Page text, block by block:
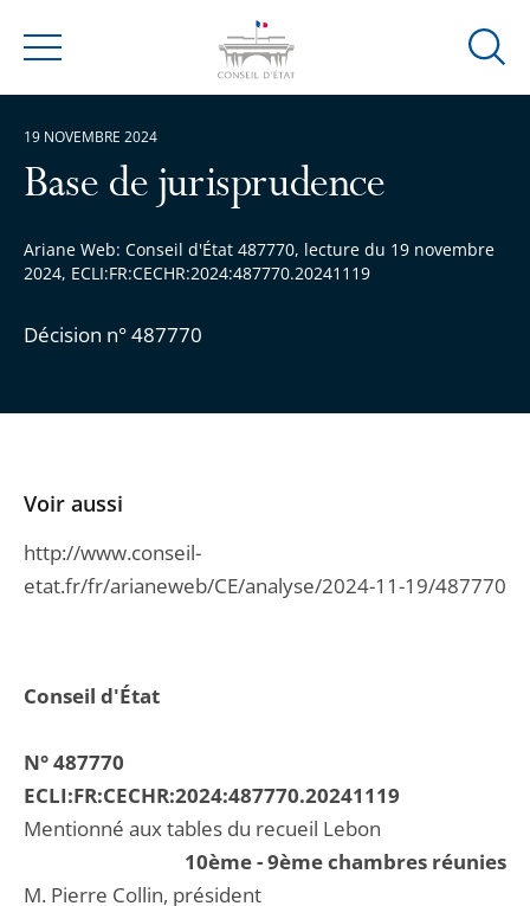
Menu
Ouvrir
Base de jurisprudence
Ariane Web: Conseil d'État 487770, lecture du 19 novembre
2024, ECLI:FR:CECHR:2024:487770.20241119
Décision n° 487770
19 NOVEMBRE 2024
Conseil d'État
N° 487770
ECLI:FR:CECHR:2024:487770.20241119
Mentionné aux tables du recueil Lebon
10ème - 9ème chambres réunies
M. Pierre Collin, président
Voir aussi
http://www.conseil-
etat.fr/fr/arianeweb/CE/analyse/2024-11-19/487770